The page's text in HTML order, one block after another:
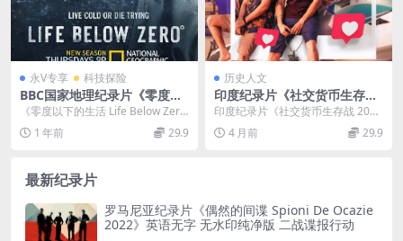
永V专享 科技探险
BBC国家地理纪录片《零度以
下的生活/零下极限生活 Life B
elow Zero 2013-2022》第1-
15季全214集 英语中字 官方纯
《零度以下的生活 Life Below Zero
2013 – 20...
1 年前 29.9
历史人文
印度纪录片《社交货币生存战
Social Currency 2022》第一
季全8集 印语中字 1080P/MP
4/10.4G 印度网红
印度纪录片《社交货币生存战 202
2》第一季：网红卸下流量光环后的
生存试炼 在流...
4 月前 29.9
最新纪录片
罗马尼亚纪录片《偶然的间谍 Spioni De Ocazie
2022》英语无字 无水印纯净版 二战谍报行动